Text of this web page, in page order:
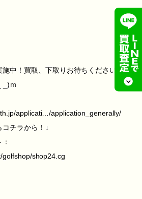
中！買取、下取りお待ちください！高
_)ｍ
applicati…/application_generally/
チラから！↓
shop24.cg